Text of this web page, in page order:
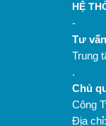
HỆ
-
Tư
Trung
.
Chủ
Công
Địa